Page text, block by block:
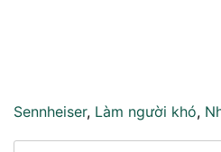
Sennheiser, Làm người khó,